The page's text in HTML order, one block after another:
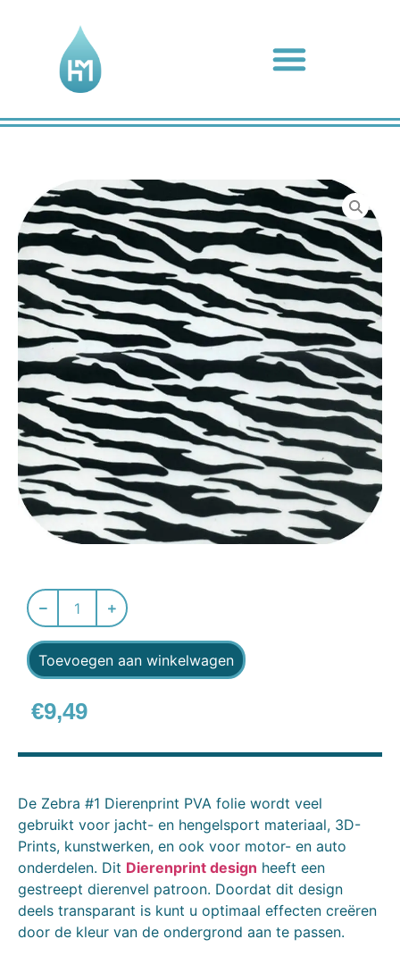
Toevoegen aan winkelwagen
€9,49
De Zebra #1 Dierenprint PVA folie wordt veel
gebruikt voor jacht- en hengelsport materiaal, 3D-
Prints, kunstwerken, en ook voor motor- en auto
onderdelen. Dit Dierenprint design heeft een
gestreept dierenvel patroon. Doordat dit design
deels transparant is kunt u optimaal effecten creëren
door de kleur van de ondergrond aan te passen.